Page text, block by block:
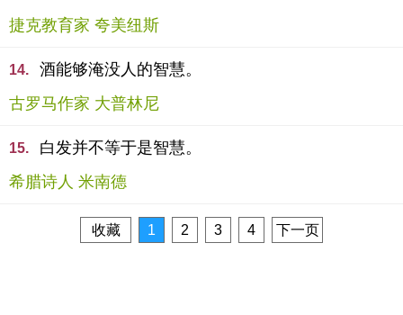
捷克教育家 夸美纽斯
14.
酒能够淹没人的智慧。
古罗马作家 大普林尼
15.
白发并不等于是智慧。
希腊诗人 米南德
收藏 1 2 3 4 下一页